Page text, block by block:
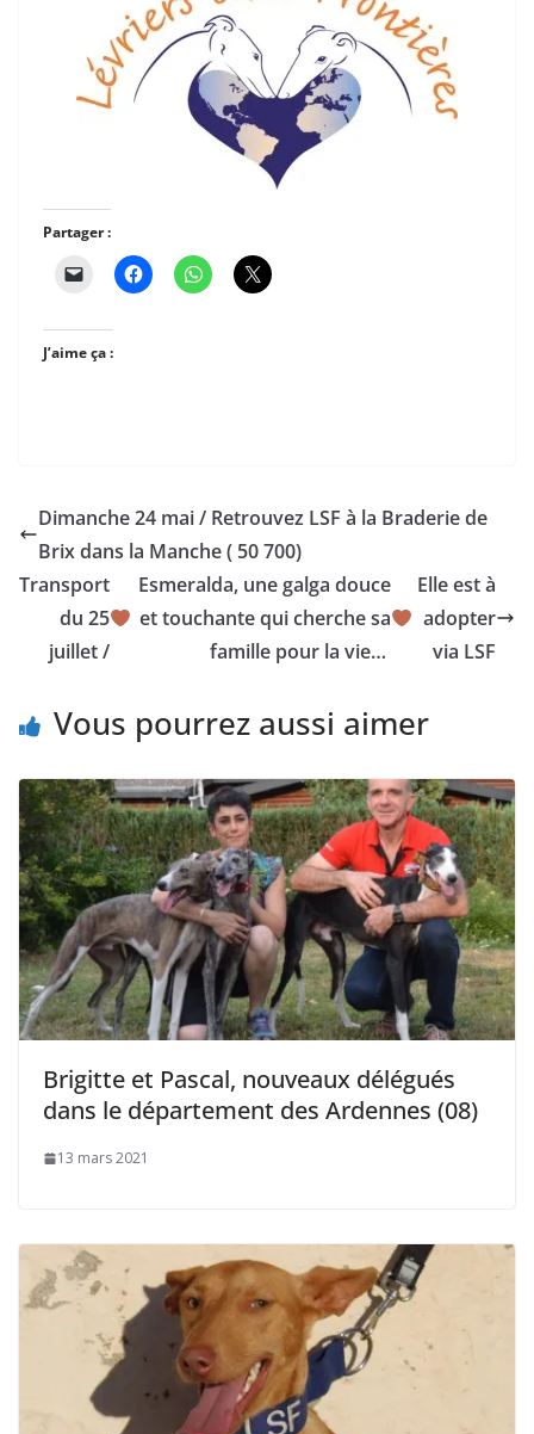
Partager :
J’aime ça :
Dimanche 24 mai / Retrouvez LSF à la Braderie de
Brix dans la Manche ( 50 700)
Transport
du 25
juillet /
Esmeralda, une galga douce
et touchante qui cherche sa
famille pour la vie…
Elle est à
adopter
via LSF
Vous pourrez aussi aimer
Brigitte et Pascal, nouveaux délégués
dans le département des Ardennes (08)
13 mars 2021